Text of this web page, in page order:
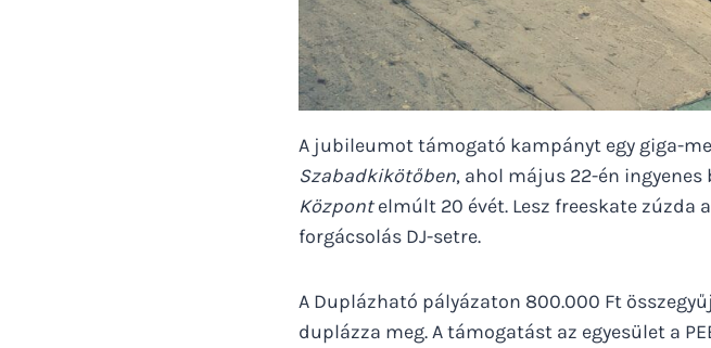
A jubileumot támogató kampányt egy giga-
Szabadkikötőben, ahol május 22-én
Központelmúlt 20 évét. Lesz freeskate
forgácsolás DJ-setre.
A Duplázható pályázaton 800.000 Ft
duplázza meg. A támogatást az egyesület a